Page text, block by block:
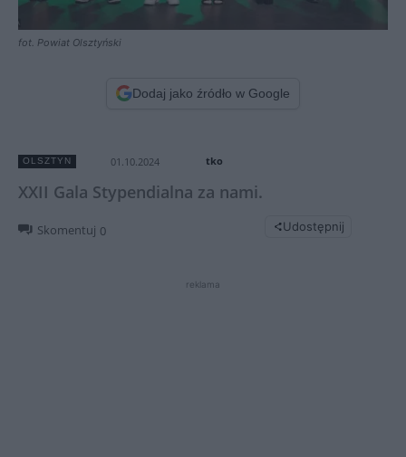
fot. Powiat Olsztyński
Dodaj jako źródło w Google
OLSZTYN 01.10.2024 tko
XXII Gala Stypendialna za nami.
Skomentuj 0 Udostępnij
reklama